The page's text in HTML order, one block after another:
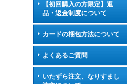
【初回購入の方限定】返
品・返金制度について
カードの梱包方法について
よくあるご質問
いたずら注文、なりすまし